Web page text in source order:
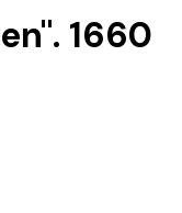
". 1660